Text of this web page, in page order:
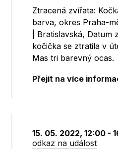
Ztracená zvířata:
barva, okres Praha-
| Bratislavská,
kočička se ztratila v
Mas tri barevný ocas.
Přejít na více
15. 05. 2022, 12:00 -
odkaz na událost